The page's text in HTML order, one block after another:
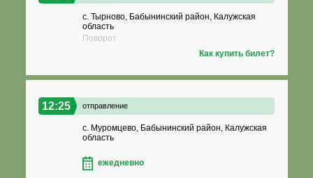
с. Тырново, Бабынинский район, Калужская
область
Поворот
Как купить билет?
12:25 отправление
с. Муромцево, Бабынинский район, Калужская
область
ежедневно